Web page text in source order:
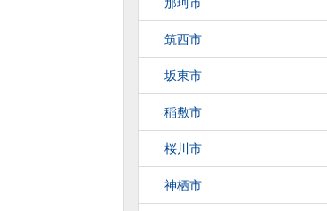
筑西市
坂東市
稲敷市
桜川市
神栖市